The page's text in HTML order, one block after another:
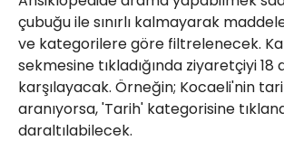
çubuğu ile sınırlı kalmayarak
ve kategorilere göre filtrelenecek.
sekmesine tıkladığında ziyaretçiyi 18
karşılayacak. Örneğin; Kocaeli'nin
aranıyorsa, 'Tarih' kategorisine
daraltılabilecek.